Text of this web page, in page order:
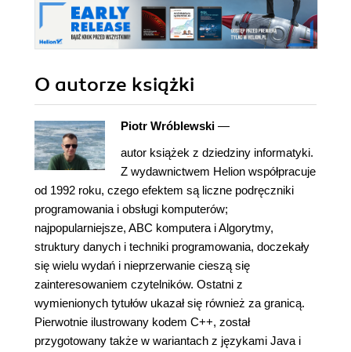
O autorze książki
Piotr Wróblewski —
autor książek z dziedziny informatyki.
Z wydawnictwem Helion współpracuje
od 1992 roku, czego efektem są liczne podręczniki
programowania i obsługi komputerów;
najpopularniejsze, ABC komputera i Algorytmy,
struktury danych i techniki programowania, doczekały
się wielu wydań i nieprzerwanie cieszą się
zainteresowaniem czytelników. Ostatni z
wymienionych tytułów ukazał się również za granicą.
Pierwotnie ilustrowany kodem C++, został
przygotowany także w wariantach z językami Java i